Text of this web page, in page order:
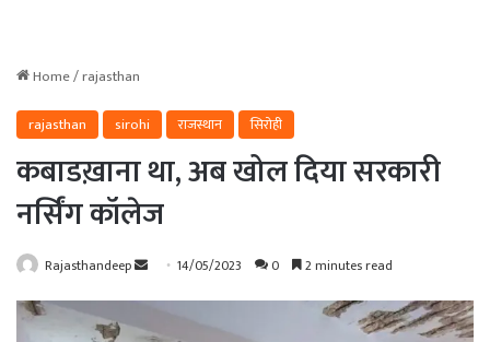
Home/rajasthan
rajasthan
sirohi राजस्थान सिरोही
कबाडख़ाना था, अब खोल दिया सरकारी
नर्सिंग कॉलेज
Rajasthandeep
Send 14/05/2023 0 2 minutes read